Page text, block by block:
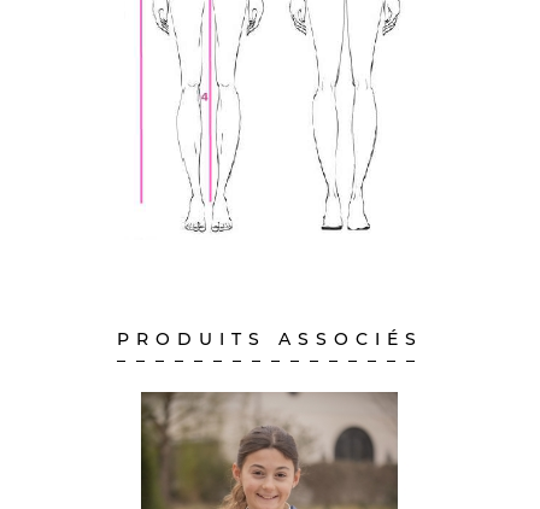
PRODUITS ASSOCIÉS